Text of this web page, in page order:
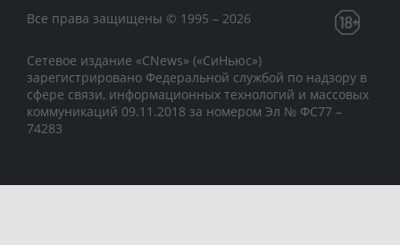
Все права защищены © 1995 – 2026
Сетевое издание «CNews» («СиНьюс»)
зарегистрировано Федеральной службой по надзору в
сфере связи, информационных технологий и массовых
коммуникаций 09.11.2018 за номером Эл № ФС77 –
74283